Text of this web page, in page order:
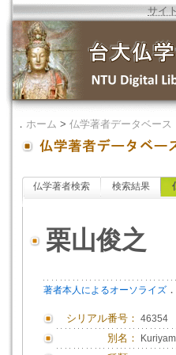
サイ
． ホーム > 仏学著者データベース
仏学著者検索 検索結果
栗山俊之
著者本人によるオーソライズ ．
シリアル番号： 46354
別名：